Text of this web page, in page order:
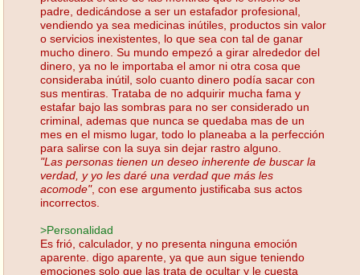
padre, dedicándose a ser un estafador profesional,
vendiendo ya sea medicinas inútiles, productos sin valor
o servicios inexistentes, lo que sea con tal de ganar
mucho dinero. Su mundo empezó a girar alrededor del
dinero, ya no le importaba el amor ni otra cosa que
consideraba inútil, solo cuanto dinero podía sacar con
sus mentiras. Trataba de no adquirir mucha fama y
estafar bajo las sombras para no ser considerado un
criminal, ademas que nunca se quedaba mas de un
mes en el mismo lugar, todo lo planeaba a la perfección
para salirse con la suya sin dejar rastro alguno.
"Las personas tienen un deseo inherente de buscar la
verdad, y yo les daré una verdad que más les
acomode", con ese argumento justificaba sus actos
incorrectos.
>Personalidad
Es frió, calculador, y no presenta ninguna emoción
aparente. digo aparente, ya que aun sigue teniendo
emociones solo que las trata de ocultar y le cuesta